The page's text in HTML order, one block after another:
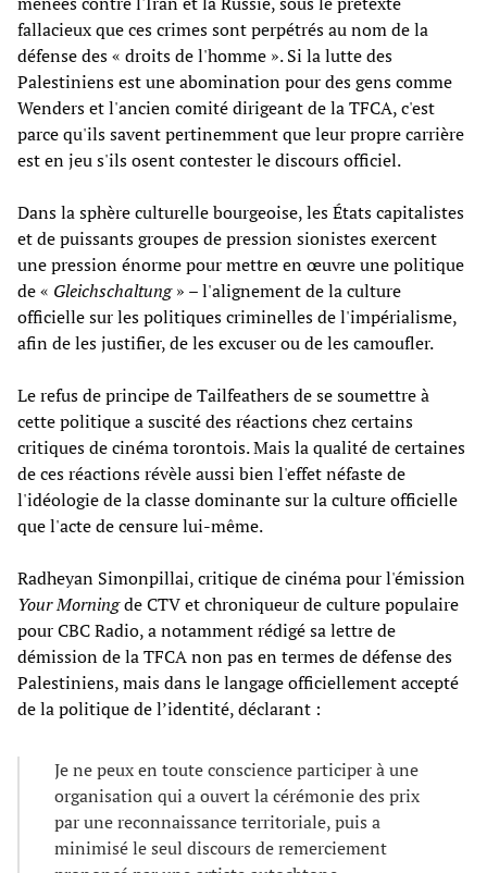
fallacieux que ces crimes sont perpétrés au nom de la
défense des « droits de l'homme ». Si la lutte des
Palestiniens est une abomination pour des gens comme
Wenders et l'ancien comité dirigeant de la TFCA, c'est
parce qu'ils savent pertinemment que leur propre carrière
est en jeu s'ils osent contester le discours officiel.
Dans la sphère culturelle bourgeoise, les États capitalistes
et de puissants groupes de pression sionistes exercent
une pression énorme pour mettre en œuvre une politique
de « Gleichschaltung» – l'alignement de la culture
officielle sur les politiques criminelles de l'impérialisme,
afin de les justifier, de les excuser ou de les camoufler.
Le refus de principe de Tailfeathers de se soumettre à
cette politique a suscité des réactions chez certains
critiques de cinéma torontois. Mais la qualité de certaines
de ces réactions révèle aussi bien l'effet néfaste de
l'idéologie de la classe dominante sur la culture officielle
que l'acte de censure lui-même.
Radheyan Simonpillai, critique de cinéma pour l'émission
Your Morningde CTV et chroniqueur de culture populaire
pour CBC Radio, a notamment rédigé sa lettre de
démission de la TFCA non pas en termes de défense des
Palestiniens, mais dans le langage officiellement accepté
de la politique de l’identité, déclarant :
Je ne peux en toute conscience participer à une
organisation qui a ouvert la cérémonie des prix
par une reconnaissance territoriale, puis a
minimisé le seul discours de remerciement